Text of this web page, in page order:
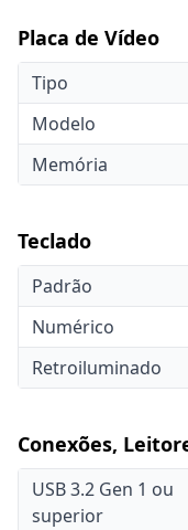
Placa de Vídeo
Tipo
Modelo
Memória
Teclado
Padrão
Numérico
Retroiluminado
Conexões,
USB 3.2 Gen 1 ou
superior